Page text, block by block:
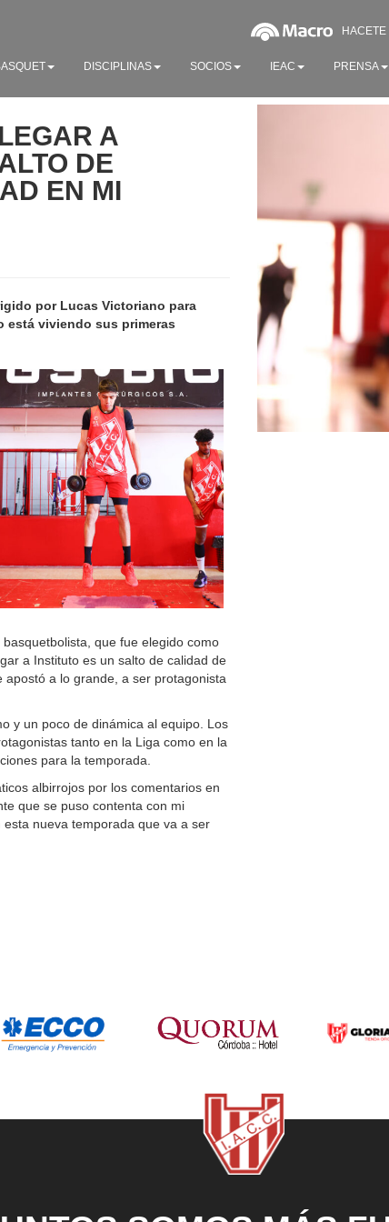
DISCIPLINAS SOCIOS IEAC PRENSA
A
DE
EN MI
por Lucas Victoriano para
está viviendo sus primeras
que fue elegido como
a Instituto es un salto de calidad de
a lo grande, a ser protagonista
y un poco de dinámica al equipo. Los
tanto en la Liga como en la
para la temporada.
albirrojos por los comentarios en
que se puso contenta con mi
nueva temporada que va a ser